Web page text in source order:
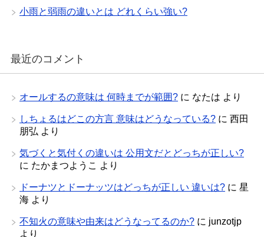
小雨と弱雨の違いとは どれくらい強い?
最近のコメント
オールするの意味は 何時までが範囲? に なたは より
しちょるはどこの方言 意味はどうなっている? に 西田
朋弘 より
気づくと気付くの違いは 公用文だとどっちが正しい?
に たかまつようこ より
ドーナツとドーナッツはどっちが正しい 違いは? に 星
海 より
不知火の意味や由来はどうなってるのか? に junzotjp
より